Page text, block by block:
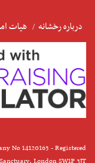
درباره رخشانه هیات
No 14120163 - Registered